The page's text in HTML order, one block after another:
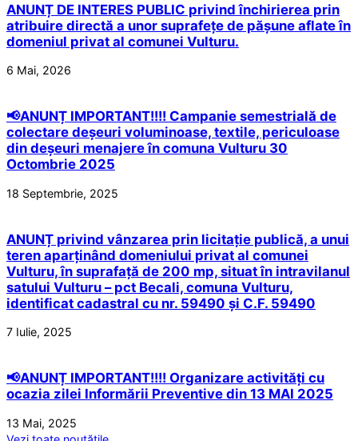
ANUNȚ DE INTERES PUBLIC privind închirierea prin
atribuire directă a unor suprafețe de pășune aflate în
domeniul privat al comunei Vulturu.
6 Mai, 2026
📢ANUNȚ IMPORTANT!!!! Campanie semestrială de
colectare deșeuri voluminoase, textile, periculoase
din deșeuri menajere în comuna Vulturu 30
Octombrie 2025
18 Septembrie, 2025
ANUNȚ privind vânzarea prin licitație publică, a unui
teren aparținând domeniului privat al comunei
Vulturu, în suprafață de 200 mp, situat în intravilanul
satului Vulturu – pct Becali, comuna Vulturu,
identificat cadastral cu nr. 59490 și C.F. 59490
7 Iulie, 2025
📢ANUNȚ IMPORTANT!!!! Organizare activități cu
ocazia zilei Informării Preventive din 13 MAI 2025
13 Mai, 2025